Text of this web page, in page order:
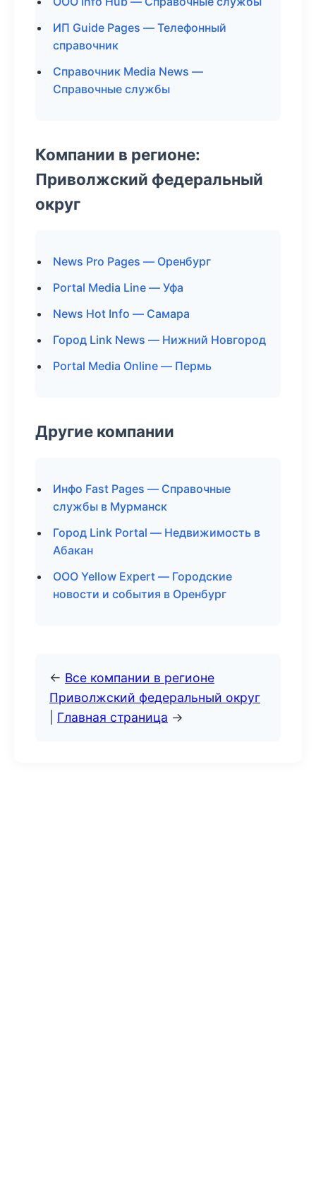
ИП Guide Pages — Телефонный
справочник
Справочник Media News —
Справочные службы
Компании в регионе:
Приволжский федеральный
округ
News Pro Pages — Оренбург
Portal Media Line — Уфа
News Hot Info — Самара
Город Link News — Нижний Новгород
Portal Media Online — Пермь
Другие компании
Инфо Fast Pages — Справочные
службы в Мурманск
Город Link Portal — Недвижимость в
Абакан
ООО Yellow Expert — Городские
новости и события в Оренбург
← Все компании в регионе
Приволжский федеральный округ
Главная страница →